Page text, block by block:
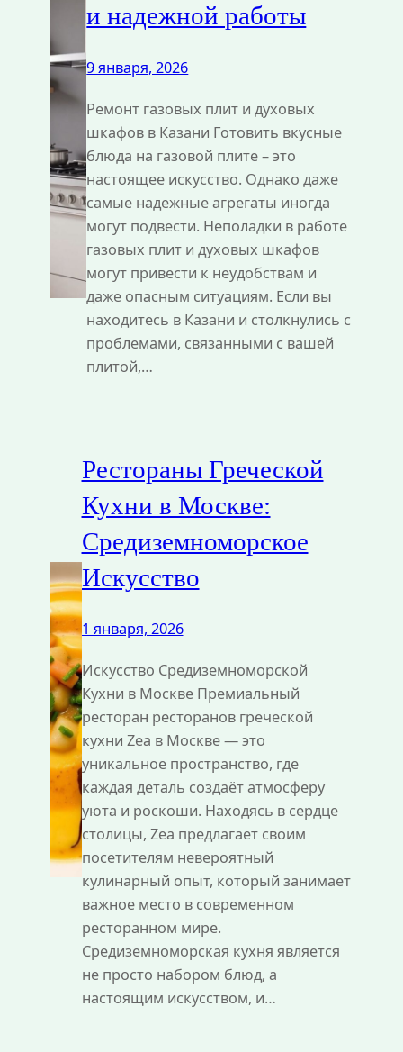
и надежной работы
9 января, 2026
Ремонт газовых плит и духовых
шкафов в Казани Готовить вкусные
блюда на газовой плите – это
настоящее искусство. Однако даже
самые надежные агрегаты иногда
могут подвести. Неполадки в работе
газовых плит и духовых шкафов
могут привести к неудобствам и
даже опасным ситуациям. Если вы
находитесь в Казани и столкнулись с
проблемами, связанными с вашей
плитой,…
Рестораны Греческой
Кухни в Москве:
Средиземноморское
Искусство
1 января, 2026
Искусство Средиземноморской
Кухни в Москве Премиальный
ресторан ресторанов греческой
кухни Zea в Москве — это
уникальное пространство, где
каждая деталь создаёт атмосферу
уюта и роскоши. Находясь в сердце
столицы, Zea предлагает своим
посетителям невероятный
кулинарный опыт, который занимает
важное место в современном
ресторанном мире.
Средиземноморская кухня является
не просто набором блюд, а
настоящим искусством, и…